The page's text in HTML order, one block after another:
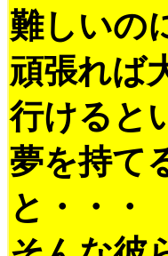
難しいの
頑張れば
行けると
夢を持て
と・・・